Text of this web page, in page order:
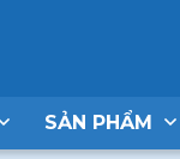
SẢN PHẨM